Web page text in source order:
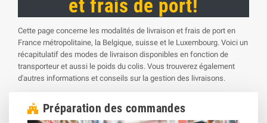
et frais de port!
Cette page concerne les modalités de livraison et frais de port en
France métropolitaine, la Belgique, suisse et le Luxembourg. Voici un
récapitulatif des modes de livraison disponibles en fonction de
transporteur et aussi le poids du colis. Vous trouverez également
d'autres informations et conseils sur la gestion des livraisons.
Préparation des commandes